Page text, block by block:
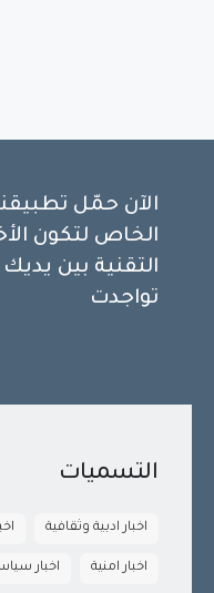
الآن حمّل
الخاص لتكون
التقنية بين يديك
تواجدت
التسميات
اخبار ادبية وثقافية
اخبار امنية اخبار